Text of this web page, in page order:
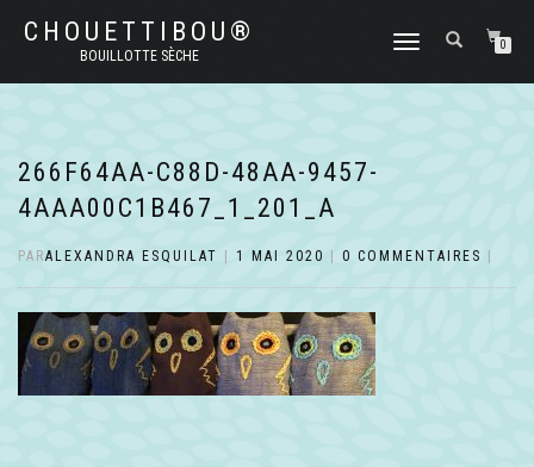
CHOUETTIBOU®
BOUILLOTTE SÈCHE
DÉPLIER
NAVIGATION
0
266F64AA-C88D-48AA-9457-
4AAA00C1B467_1_201_A
PARALEXANDRA ESQUILAT 1 MAI 2020 0 COMMENTAIRES